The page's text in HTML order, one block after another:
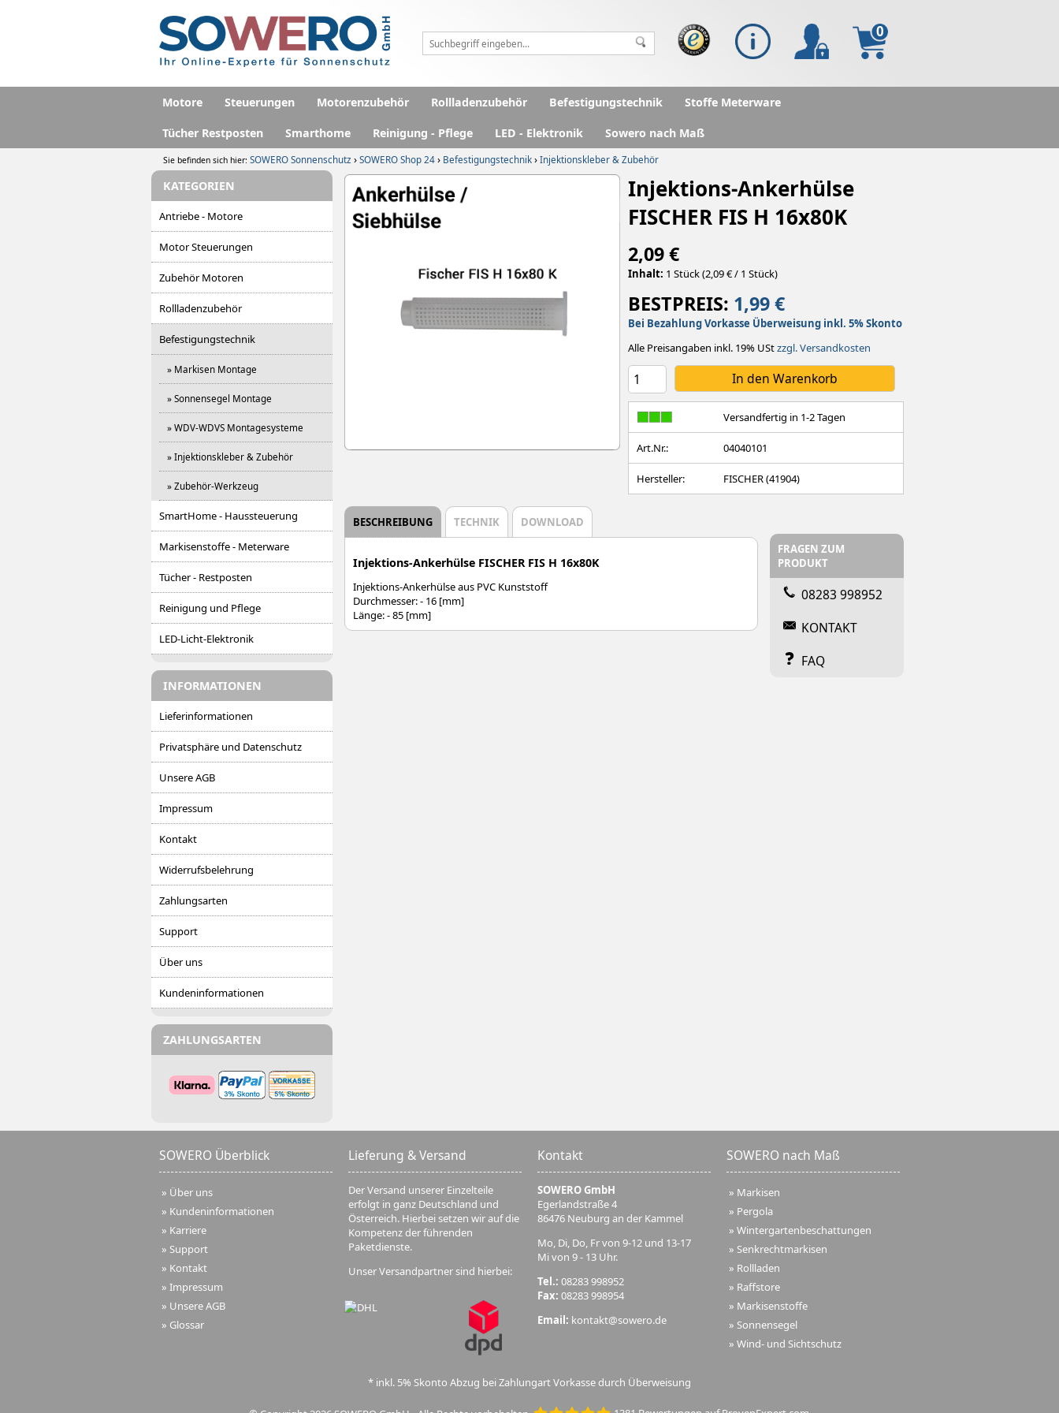
0
Motore Steuerungen Motorenzubehör Rollladenzubehör Befestigungstechnik Stoffe Meterware
Tücher Restposten Smarthome Reinigung - Pflege LED - Elektronik Sowero nach Maß
Sie befinden sich hier: SOWERO Sonnenschutz ›SOWERO Shop 24› Befestigungstechnik›Injektionskleber & Zubehör
KATEGORIEN
Antriebe - Motore
Motor Steuerungen
Zubehör Motoren
Rollladenzubehör
Befestigungstechnik
» Markisen Montage
» Sonnensegel Montage
» WDV-WDVS Montagesysteme
» Injektionskleber & Zubehör
» Zubehör-Werkzeug
SmartHome - Haussteuerung
Markisenstoffe - Meterware
Tücher - Restposten
Reinigung und Pflege
LED-Licht-Elektronik
INFORMATIONEN
Lieferinformationen
Privatsphäre und Datenschutz
Unsere AGB
Impressum
Kontakt
Widerrufsbelehrung
Zahlungsarten
Support
Über uns
Kundeninformationen
ZAHLUNGSARTEN
Injektions-Ankerhülse
FISCHER FIS H 16x80K
2,09 €
Inhalt: 1 Stück (2,09 € / 1 Stück)
BESTPREIS: 1,99 €
Bei Bezahlung Vorkasse Überweisung inkl. 5% Skonto
Alle Preisangaben inkl. 19% UStzzgl. Versandkosten
Versandfertig in 1-2 Tagen
Art.Nr.: 04040101
Hersteller: FISCHER (41904)
BESCHREIBUNG TECHNIK DOWNLOAD
Injektions-Ankerhülse FISCHER FIS H 16x80K
Injektions-Ankerhülse aus PVC Kunststoff
Durchmesser: - 16 [mm]
Länge: - 85 [mm]
FRAGEN ZUM
PRODUKT
08283 998952
KONTAKT
FAQ
SOWERO Überblick
» Über uns
» Kundeninformationen
» Karriere
» Support
» Kontakt
» Impressum
» Unsere AGB
» Glossar
Lieferung & Versand
Der Versand unserer Einzelteile
erfolgt in ganz Deutschland und
Österreich. Hierbei setzen wir auf die
Kompetenz der führenden
Paketdienste.
Unser Versandpartner sind hierbei:
Kontakt
SOWERO GmbH
Egerlandstraße 4
86476 Neuburg an der Kammel
Mo, Di, Do, Fr von 9-12 und 13-17
Mi von 9 - 13 Uhr.
Tel.: 08283 998952
Fax: 08283 998954
Email: kontakt@sowero.de
SOWERO nach Maß
» Markisen
» Pergola
» Wintergartenbeschattungen
» Senkrechtmarkisen
» Rollladen
» Raffstore
» Markisenstoffe
» Sonnensegel
» Wind- und Sichtschutz
* inkl. 5% Skonto Abzug bei Zahlungart Vorkasse durch Überweisung